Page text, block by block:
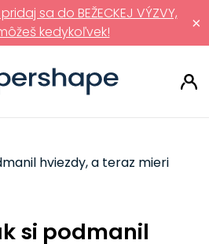
×
sa do BEŽECKEJ VÝZVY,
kedykoľvek!
hviezdy, a teraz mieri
si podmanil